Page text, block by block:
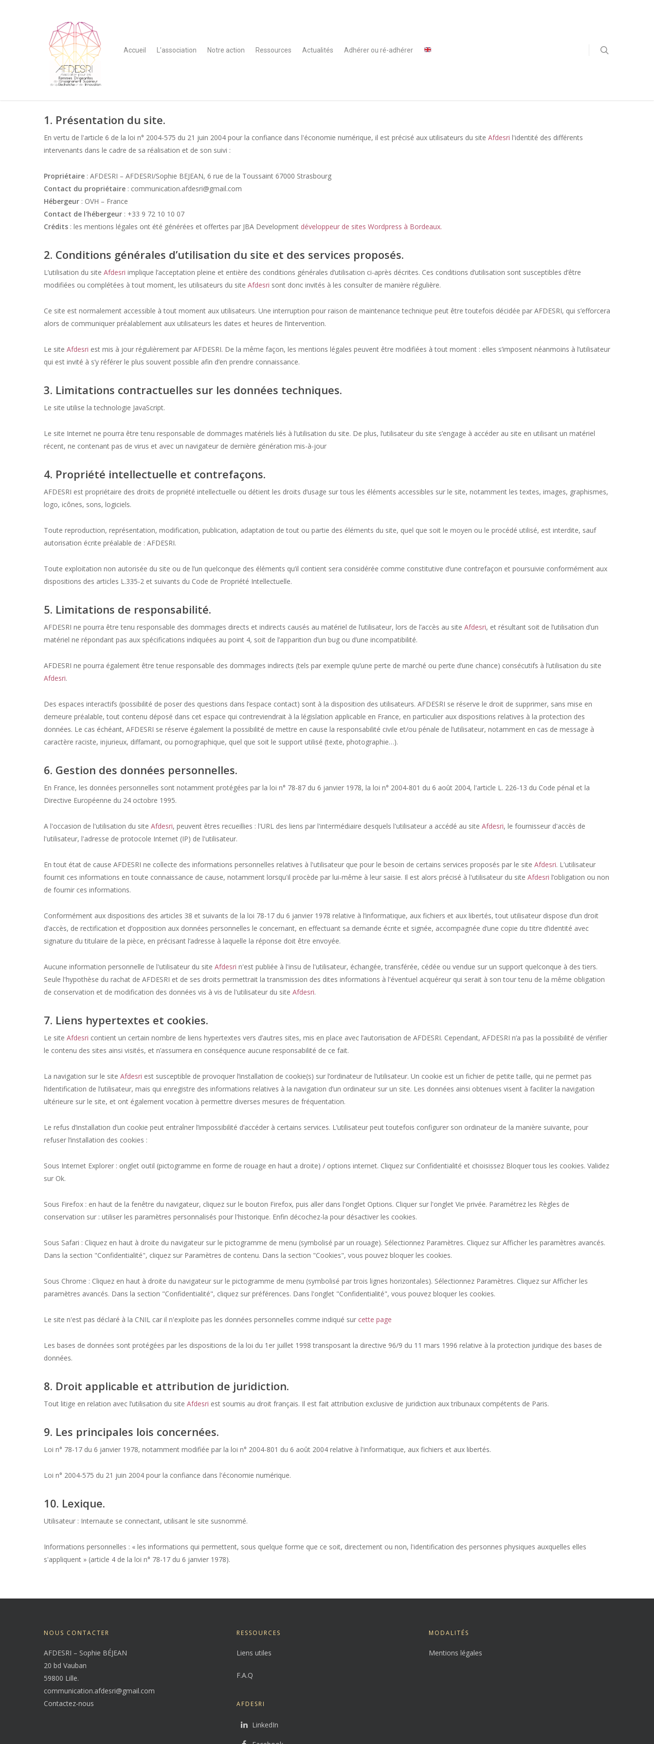
Accueil L’association Notre action Ressources Actualités Adhérer ou ré-adhérer
1. Présentation du site.
En vertu de l'article 6 de la loi n° 2004-575 du 21 juin 2004 pour la confiance dans l'économie numérique, il est précisé aux utilisateurs du site Afdesri l'identité des différents
intervenants dans le cadre de sa réalisation et de son suivi :
Propriétaire : AFDESRI – AFDESRI/Sophie BEJEAN, 6 rue de la Toussaint 67000 Strasbourg
Contact du propriétaire : communication.afdesri@gmail.com
Hébergeur : OVH – France
Contact de l'hébergeur : +33 9 72 10 10 07
Crédits : les mentions légales ont été générées et offertes par JBA Development développeur de sites Wordpress à Bordeaux.
2. Conditions générales d’utilisation du site et des services proposés.
L’utilisation du site Afdesri implique l’acceptation pleine et entière des conditions générales d’utilisation ci-après décrites. Ces conditions d’utilisation sont susceptibles d’être
modifiées ou complétées à tout moment, les utilisateurs du site Afdesri sont donc invités à les consulter de manière régulière.
Ce site est normalement accessible à tout moment aux utilisateurs. Une interruption pour raison de maintenance technique peut être toutefois décidée par AFDESRI, qui s’efforcera
alors de communiquer préalablement aux utilisateurs les dates et heures de l’intervention.
Le site Afdesri est mis à jour régulièrement par AFDESRI. De la même façon, les mentions légales peuvent être modifiées à tout moment : elles s’imposent néanmoins à l’utilisateur
qui est invité à s’y référer le plus souvent possible afin d’en prendre connaissance.
3. Limitations contractuelles sur les données techniques.
Le site utilise la technologie JavaScript.
Le site Internet ne pourra être tenu responsable de dommages matériels liés à l’utilisation du site. De plus, l’utilisateur du site s’engage à accéder au site en utilisant un matériel
récent, ne contenant pas de virus et avec un navigateur de dernière génération mis-à-jour
4. Propriété intellectuelle et contrefaçons.
AFDESRI est propriétaire des droits de propriété intellectuelle ou détient les droits d’usage sur tous les éléments accessibles sur le site, notamment les textes, images, graphismes,
logo, icônes, sons, logiciels.
Toute reproduction, représentation, modification, publication, adaptation de tout ou partie des éléments du site, quel que soit le moyen ou le procédé utilisé, est interdite, sauf
autorisation écrite préalable de : AFDESRI.
Toute exploitation non autorisée du site ou de l’un quelconque des éléments qu’il contient sera considérée comme constitutive d’une contrefaçon et poursuivie conformément aux
dispositions des articles L.335-2 et suivants du Code de Propriété Intellectuelle.
5. Limitations de responsabilité.
AFDESRI ne pourra être tenu responsable des dommages directs et indirects causés au matériel de l’utilisateur, lors de l’accès au site Afdesri, et résultant soit de l’utilisation d’un
matériel ne répondant pas aux spécifications indiquées au point 4, soit de l’apparition d’un bug ou d’une incompatibilité.
AFDESRI ne pourra également être tenue responsable des dommages indirects (tels par exemple qu’une perte de marché ou perte d’une chance) consécutifs à l’utilisation du site
Afdesri.
Des espaces interactifs (possibilité de poser des questions dans l’espace contact) sont à la disposition des utilisateurs. AFDESRI se réserve le droit de supprimer, sans mise en
demeure préalable, tout contenu déposé dans cet espace qui contreviendrait à la législation applicable en France, en particulier aux dispositions relatives à la protection des
données. Le cas échéant, AFDESRI se réserve également la possibilité de mettre en cause la responsabilité civile et/ou pénale de l’utilisateur, notamment en cas de message à
caractère raciste, injurieux, diffamant, ou pornographique, quel que soit le support utilisé (texte, photographie…).
6. Gestion des données personnelles.
En France, les données personnelles sont notamment protégées par la loi n° 78-87 du 6 janvier 1978, la loi n° 2004-801 du 6 août 2004, l'article L. 226-13 du Code pénal et la
Directive Européenne du 24 octobre 1995.
A l'occasion de l'utilisation du site Afdesri, peuvent êtres recueillies : l'URL des liens par l'intermédiaire desquels l'utilisateur a accédé au site Afdesri, le fournisseur d'accès de
l'utilisateur, l'adresse de protocole Internet (IP) de l'utilisateur.
En tout état de cause AFDESRI ne collecte des informations personnelles relatives à l'utilisateur que pour le besoin de certains services proposés par le site Afdesri. L'utilisateur
fournit ces informations en toute connaissance de cause, notamment lorsqu'il procède par lui-même à leur saisie. Il est alors précisé à l'utilisateur du site Afdesri l’obligation ou non
de fournir ces informations.
Conformément aux dispositions des articles 38 et suivants de la loi 78-17 du 6 janvier 1978 relative à l’informatique, aux fichiers et aux libertés, tout utilisateur dispose d’un droit
d’accès, de rectification et d’opposition aux données personnelles le concernant, en effectuant sa demande écrite et signée, accompagnée d’une copie du titre d’identité avec
signature du titulaire de la pièce, en précisant l’adresse à laquelle la réponse doit être envoyée.
Aucune information personnelle de l'utilisateur du site Afdesri n'est publiée à l'insu de l'utilisateur, échangée, transférée, cédée ou vendue sur un support quelconque à des tiers.
Seule l'hypothèse du rachat de AFDESRI et de ses droits permettrait la transmission des dites informations à l'éventuel acquéreur qui serait à son tour tenu de la même obligation
de conservation et de modification des données vis à vis de l'utilisateur du site Afdesri.
7. Liens hypertextes et cookies.
Le site Afdesri contient un certain nombre de liens hypertextes vers d’autres sites, mis en place avec l’autorisation de AFDESRI. Cependant, AFDESRI n’a pas la possibilité de vérifier
le contenu des sites ainsi visités, et n’assumera en conséquence aucune responsabilité de ce fait.
La navigation sur le site Afdesri est susceptible de provoquer l’installation de cookie(s) sur l’ordinateur de l’utilisateur. Un cookie est un fichier de petite taille, qui ne permet pas
l’identification de l’utilisateur, mais qui enregistre des informations relatives à la navigation d’un ordinateur sur un site. Les données ainsi obtenues visent à faciliter la navigation
ultérieure sur le site, et ont également vocation à permettre diverses mesures de fréquentation.
Le refus d’installation d’un cookie peut entraîner l’impossibilité d’accéder à certains services. L’utilisateur peut toutefois configurer son ordinateur de la manière suivante, pour
refuser l’installation des cookies :
Sous Internet Explorer : onglet outil (pictogramme en forme de rouage en haut a droite) / options internet. Cliquez sur Confidentialité et choisissez Bloquer tous les cookies. Validez
sur Ok.
Sous Firefox : en haut de la fenêtre du navigateur, cliquez sur le bouton Firefox, puis aller dans l'onglet Options. Cliquer sur l'onglet Vie privée. Paramétrez les Règles de
conservation sur : utiliser les paramètres personnalisés pour l'historique. Enfin décochez-la pour désactiver les cookies.
Sous Safari : Cliquez en haut à droite du navigateur sur le pictogramme de menu (symbolisé par un rouage). Sélectionnez Paramètres. Cliquez sur Afficher les paramètres avancés.
Dans la section "Confidentialité", cliquez sur Paramètres de contenu. Dans la section "Cookies", vous pouvez bloquer les cookies.
Sous Chrome : Cliquez en haut à droite du navigateur sur le pictogramme de menu (symbolisé par trois lignes horizontales). Sélectionnez Paramètres. Cliquez sur Afficher les
paramètres avancés. Dans la section "Confidentialité", cliquez sur préférences. Dans l'onglet "Confidentialité", vous pouvez bloquer les cookies.
Le site n'est pas déclaré à la CNIL car il n'exploite pas les données personnelles comme indiqué sur cette page
Les bases de données sont protégées par les dispositions de la loi du 1er juillet 1998 transposant la directive 96/9 du 11 mars 1996 relative à la protection juridique des bases de
données.
8. Droit applicable et attribution de juridiction.
Tout litige en relation avec l’utilisation du site Afdesri est soumis au droit français. Il est fait attribution exclusive de juridiction aux tribunaux compétents de Paris.
9. Les principales lois concernées.
Loi n° 78-17 du 6 janvier 1978, notamment modifiée par la loi n° 2004-801 du 6 août 2004 relative à l'informatique, aux fichiers et aux libertés.
Loi n° 2004-575 du 21 juin 2004 pour la confiance dans l'économie numérique.
10. Lexique.
Utilisateur : Internaute se connectant, utilisant le site susnommé.
Informations personnelles : « les informations qui permettent, sous quelque forme que ce soit, directement ou non, l'identification des personnes physiques auxquelles elles
s'appliquent » (article 4 de la loi n° 78-17 du 6 janvier 1978).
NOUS CONTACTER
AFDESRI – Sophie BÉJEAN
20 bd Vauban
59800 Lille.
communication.afdesri@gmail.com
Contactez-nous
RESSOURCES
Liens utiles
F.A.Q
AFDESRI
LinkedIn
MODALITÉS
Mentions légales